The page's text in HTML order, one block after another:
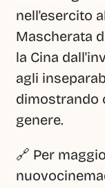
nell'esercito
Mascherata
la Cina
agli
dimostrando
genere.
🔗﻿ Per